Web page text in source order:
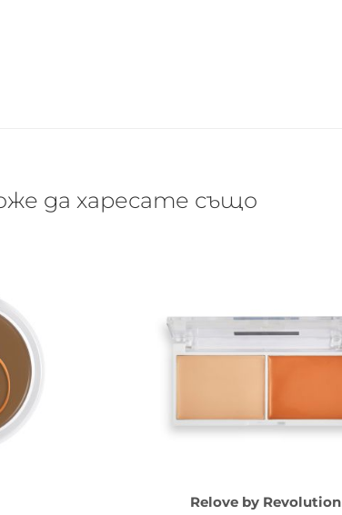
да харесате също
Relove by Revolution